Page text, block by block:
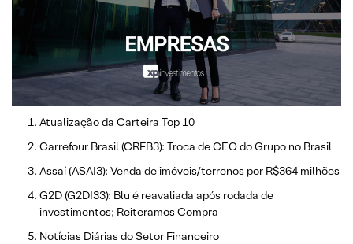
Atualização da Carteira Top 10
Carrefour Brasil (CRFB3): Troca de CEO do Grupo no Brasil
Assaí (ASAI3): Venda de imóveis/terrenos por R$364 milhões
G2D (G2DI33): Blu é reavaliada após rodada de
investimentos; Reiteramos Compra
Notícias Diárias do Setor Financeiro